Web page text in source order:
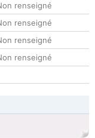
renseigné
renseigné
renseigné
renseigné